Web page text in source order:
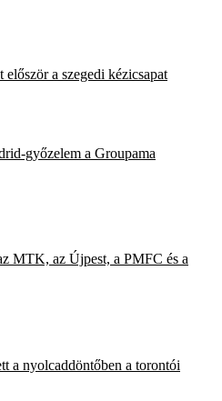
a szegedi kézicsapat
győzelem a Groupama
MTK, az Újpest, a PMFC és a
a nyolcaddöntőben a torontói